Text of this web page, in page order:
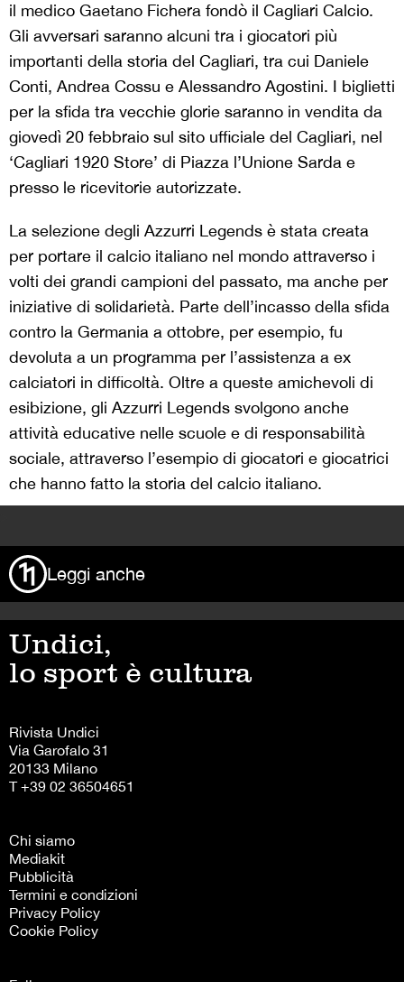
il medico Gaetano Fichera fondò il Cagliari Calcio.
Gli avversari saranno alcuni tra i giocatori più
importanti della storia del Cagliari, tra cui Daniele
Conti, Andrea Cossu e Alessandro Agostini. I biglietti
per la sfida tra vecchie glorie saranno in vendita da
giovedì 20 febbraio sul sito ufficiale del Cagliari, nel
‘Cagliari 1920 Store’ di Piazza l’Unione Sarda e
presso le ricevitorie autorizzate.
La selezione degli Azzurri Legends è stata creata
per portare il calcio italiano nel mondo attraverso i
volti dei grandi campioni del passato, ma anche per
iniziative di solidarietà. Parte dell’incasso della sfida
contro la Germania a ottobre, per esempio, fu
devoluta a un programma per l’assistenza a ex
calciatori in difficoltà. Oltre a queste amichevoli di
esibizione, gli Azzurri Legends svolgono anche
attività educative nelle scuole e di responsabilità
sociale, attraverso l’esempio di giocatori e giocatrici
che hanno fatto la storia del calcio italiano.
Leggi anche
Undici,
lo sport è cultura
Rivista Undici
Via Garofalo 31
20133 Milano
T +39 02 36504651
Chi siamo
Mediakit
Pubblicità
Termini e condizioni
Privacy Policy
Cookie Policy